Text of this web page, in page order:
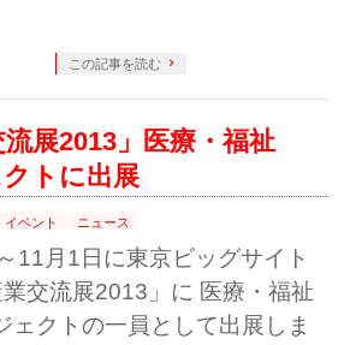
この記事を読む
展2013」医療・福祉
トに出展
イベント ニュース
11月1日に東京ビッグサイト
交流展2013」に 医療・福祉
ェクトの一員として出展しま